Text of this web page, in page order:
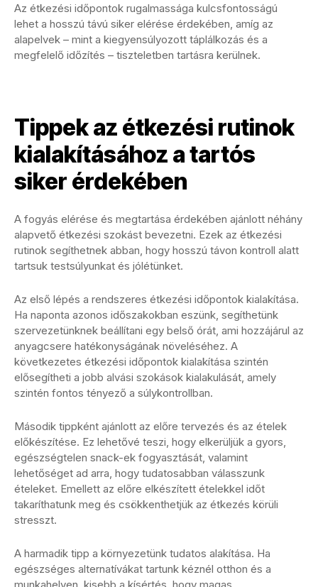
Az étkezési időpontok rugalmassága kulcsfontosságú
lehet a hosszú távú siker elérése érdekében, amíg az
alapelvek – mint a kiegyensúlyozott táplálkozás és a
megfelelő időzítés – tiszteletben tartásra kerülnek.
Tippek az étkezési rutinok
kialakításához a tartós
siker érdekében
A fogyás elérése és megtartása érdekében ajánlott néhány
alapvető étkezési szokást bevezetni. Ezek az étkezési
rutinok segíthetnek abban, hogy hosszú távon kontroll alatt
tartsuk testsúlyunkat és jólétünket.
Az első lépés a rendszeres étkezési időpontok kialakítása.
Ha naponta azonos időszakokban eszünk, segíthetünk
szervezetünknek beállítani egy belső órát, ami hozzájárul az
anyagcsere hatékonyságának növeléséhez. A
következetes étkezési időpontok kialakítása szintén
elősegítheti a jobb alvási szokások kialakulását, amely
szintén fontos tényező a súlykontrollban.
Második tippként ajánlott az előre tervezés és az ételek
előkészítése. Ez lehetővé teszi, hogy elkerüljük a gyors,
egészségtelen snack-ek fogyasztását, valamint
lehetőséget ad arra, hogy tudatosabban válasszunk
ételeket. Emellett az előre elkészített ételekkel időt
takaríthatunk meg és csökkenthetjük az étkezés körüli
stresszt.
A harmadik tipp a környezetünk tudatos alakítása. Ha
egészséges alternatívákat tartunk kéznél otthon és a